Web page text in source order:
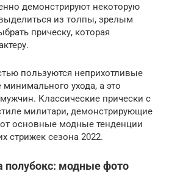
демонстрируют некоторую
из толпы, зрелым
прическу, которая
пользуются неприхотливые
ухода, а это
Классические прически с
милитари, демонстрирующие
основные модные тенденции
стрижек сезона 2022.
модные фото